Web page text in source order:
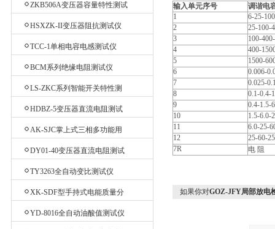
ZKB506A变压器容量特性测试
HSXZK-II变压器阻抗测试仪
TCC-1单相电容电感测试仪
BCM系列绝缘电阻测试仪
LS-ZKC系列智能开关特性测
HDBZ-5变压器直流电阻测试
AK-SJC掌上式三相多功能用
DY01-40变压器直流电阻测试
TY3263全自动变比测试仪
XK-SDF型手持式电能质量分
YD-8016全自动油酸值测试仪
输入单元序号
调谐电
1
6-25-100
2
25-100-
3
100-
4
400-
5
1500-
6
0.006-
7
0.025-
8
0.1-0.4-
9
0.4-1.5-
10
1.5-6.0-
11
6.0-25-
12
25-60-
7R
电 阻
如果你对GOZ-JFY局部放电